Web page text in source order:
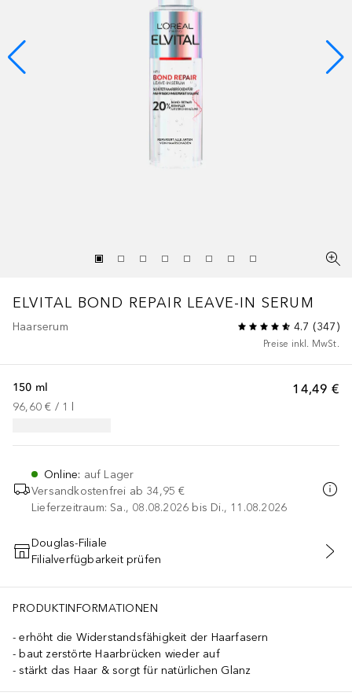
ELVITAL BOND REPAIR LEAVE-IN SERUM
Haarserum 4.7 (347)
Preise inkl. MwSt.
14,49 €
150 ml
96,60 € / 1
Online: auf Lager
Versandkostenfrei ab 34,95 €
Lieferzeitraum: Sa., 08.08.2026 bis Di., 11.08.2026
IN DEN WARENKORB
Douglas-Filiale
Filialverfügbarkeit prüfen
PRODUKTINFORMATIONEN
erhöht die Widerstandsfähigkeit der Haarfasern
baut zerstörte Haarbrücken wieder auf
stärkt das Haar & sorgt für natürlichen Glanz